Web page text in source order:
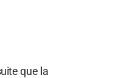
que la